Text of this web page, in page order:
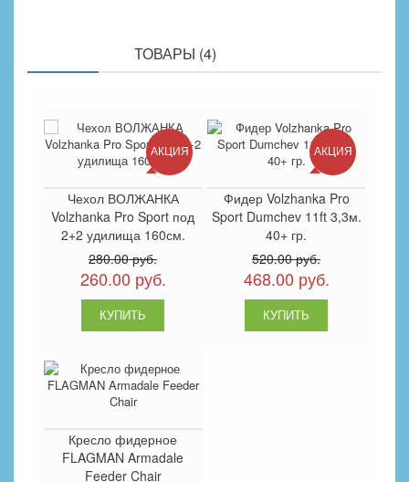
ТОВАРЫ (4)
АКЦИЯ
Чехол ВОЛЖАНКА
Volzhanka Pro Sport под
2+2 удилища 160см.
280.00 руб.
260.00 руб.
АКЦИЯ
Фидер Volzhanka Pro
Sport Dumchev 11ft 3,3м.
40+ гр.
520.00 руб.
468.00 руб.
Кресло фидерное
FLAGMAN Armadale
Feeder Chair